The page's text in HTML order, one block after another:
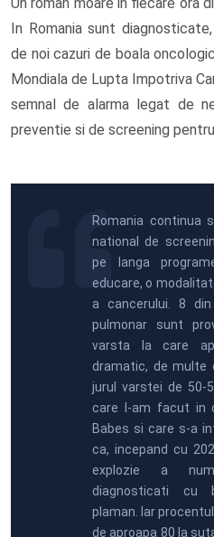
In Romania sunt
de noi cazuri de boala
Mondiala de Lupta Impotriva
semnal de alarma legat de
preventie si de screening
Romania continua
national de
pe langa
educare, o
a cancerului. 8
pulmonar sunt
varsta la care
dramatic, de multe
jurul varstei de 50-
care l-am facut in
Babes si care s-a
ca, incepand cu
explozie a
diagnosticati cu
plaman. Iar
de aproapa 80 la